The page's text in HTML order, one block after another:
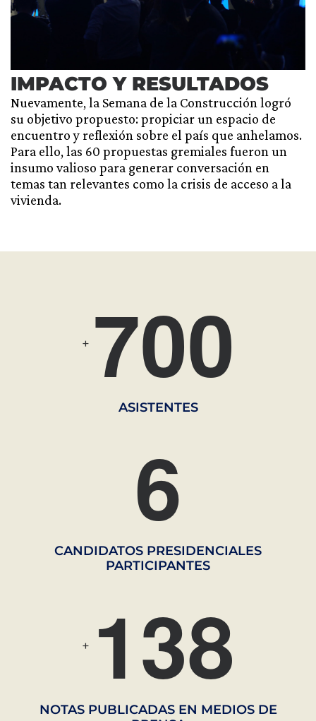
IMPACTO Y RESULTADOS
Nuevamente, la Semana de la Construcción logró
su objetivo propuesto: propiciar un espacio de
encuentro y reflexión sobre el país que anhelamos.
Para ello, las 60 propuestas gremiales fueron un
insumo valioso para generar conversación en
temas tan relevantes como la crisis de acceso a la
vivienda.
+ 700
ASISTENTES
6
CANDIDATOS PRESIDENCIALES
PARTICIPANTES
+ 138
NOTAS PUBLICADAS EN MEDIOS DE